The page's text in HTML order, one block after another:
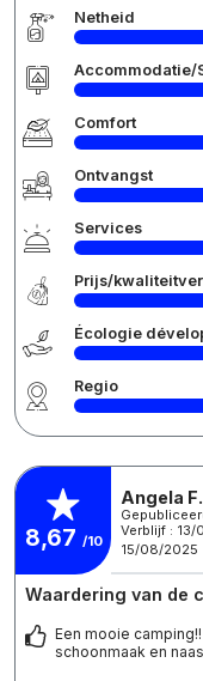
Netheid
Accommodatie/
Comfort
Ontvangst
Services
Prijs/
Écologie
Regio
8,67 /10
Angela F.
Verblijf :
15/08/2025
Waardering van de
Een mooie
schoonmaak en